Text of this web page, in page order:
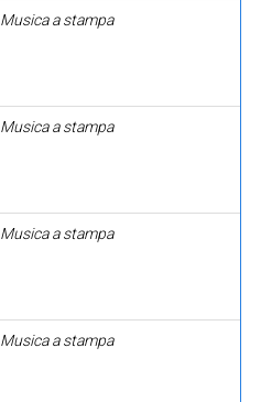
Musica a stampa
Musica a stampa
Musica a stampa
Musica a stampa